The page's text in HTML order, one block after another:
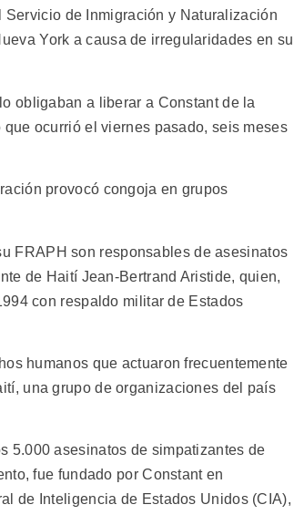
de Inmigración y Naturalización
York a causa de irregularidades en su
obligaban a liberar a Constant de la
ocurrió el viernes pasado, seis meses
provocó congoja en grupos
FRAPH son responsables de asesinatos
de Haití Jean-Bertrand Aristide, quien,
con respaldo militar de Estados
humanos que actuaron frecuentemente
una grupo de organizaciones del país
5.000 asesinatos de simpatizantes de
fue fundado por Constant en
de Inteligencia de Estados Unidos (CIA),